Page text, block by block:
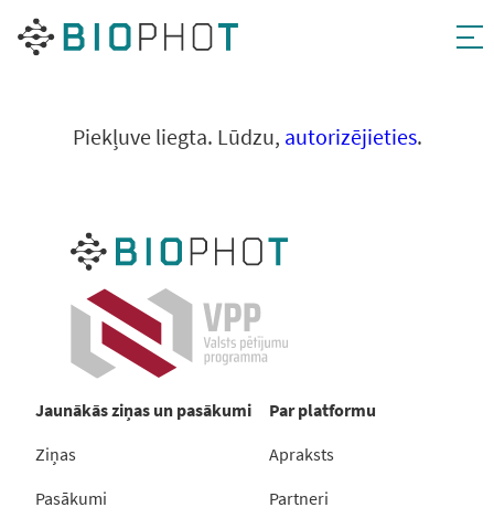
Pāriet
Piekļuve liegta. Lūdzu, autorizējieties.
Jaunākās ziņas un pasākumi
Ziņas
Pasākumi
Par platformu
Apraksts
Partneri